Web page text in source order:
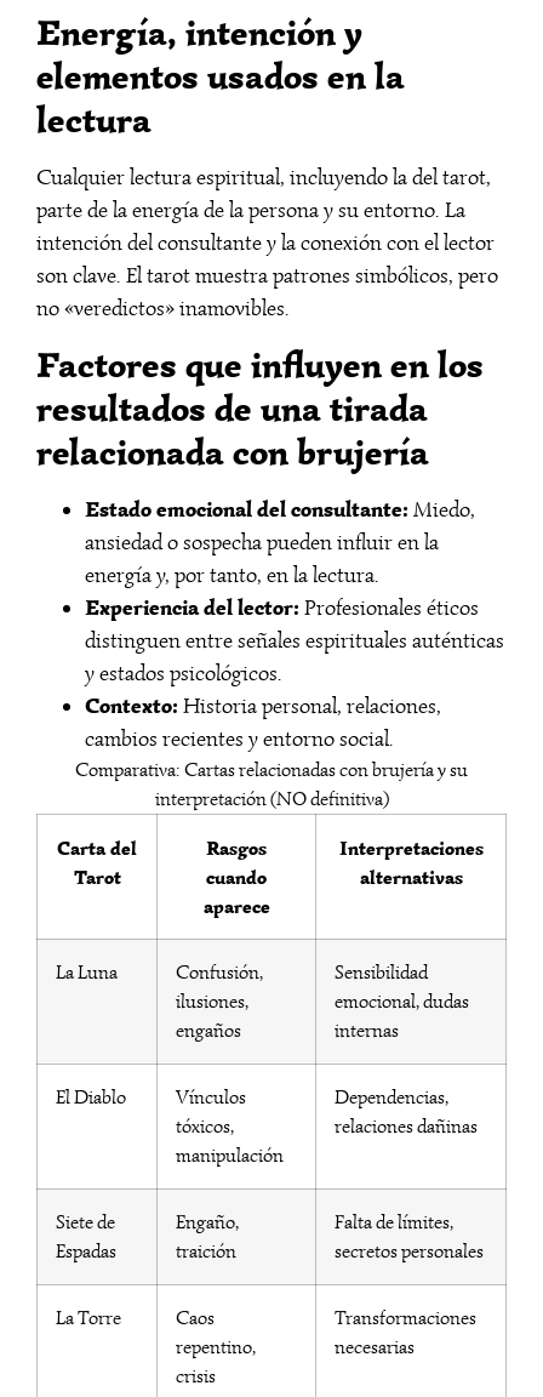
Energía, intención y
elementos usados en la
lectura
Cualquier lectura espiritual, incluyendo la del tarot,
parte de la energía de la persona y su entorno. La
intención del consultante y la conexión con el lector
son clave. El tarot muestra patrones simbólicos, pero
no «veredictos» inamovibles.
Factores que influyen en los
resultados de una tirada
relacionada con brujería
Estado emocional del consultante: Miedo,
ansiedad o sospecha pueden influir en la
energía y, por tanto, en la lectura.
Experiencia del lector: Profesionales éticos
distinguen entre señales espirituales auténticas
y estados psicológicos.
Contexto: Historia personal, relaciones,
cambios recientes y entorno social.
Comparativa: Cartas relacionadas con brujería y su
interpretación (NO definitiva)
Carta del
Tarot
Rasgos
cuando
aparece
Interpretaciones
alternativas
La Luna
Confusión,
ilusiones,
engaños
Sensibilidad
emocional, dudas
internas
El Diablo
Vínculos
tóxicos,
manipulación
Dependencias,
relaciones dañinas
Siete de
Espadas
Engaño,
traición
Falta de límites,
secretos personales
La Torre
Caos
repentino,
crisis
Transformaciones
necesarias